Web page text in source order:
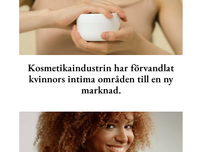
Kosmetikaindustrin har förvandlat
kvinnors intima områden till en ny
marknad.